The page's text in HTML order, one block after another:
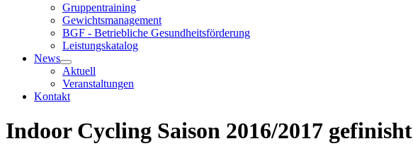
Gruppentraining
Gewichtsmanagement
BGF - Betriebliche Gesundheitsförderung
Leistungskatalog
News
Aktuell
Veranstaltungen
Kontakt
Indoor Cycling Saison 2016/2017 gefinisht